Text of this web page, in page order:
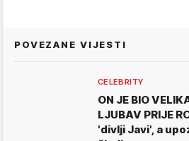
POVEZANE VIJESTI
CELEBRITY
ON JE BIO
LJUBAV PRIJE
'divlji Javi', a